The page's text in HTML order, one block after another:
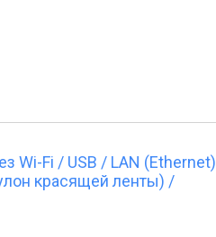
Wi-Fi / USB / LAN (Ethernet)
красящей ленты) /